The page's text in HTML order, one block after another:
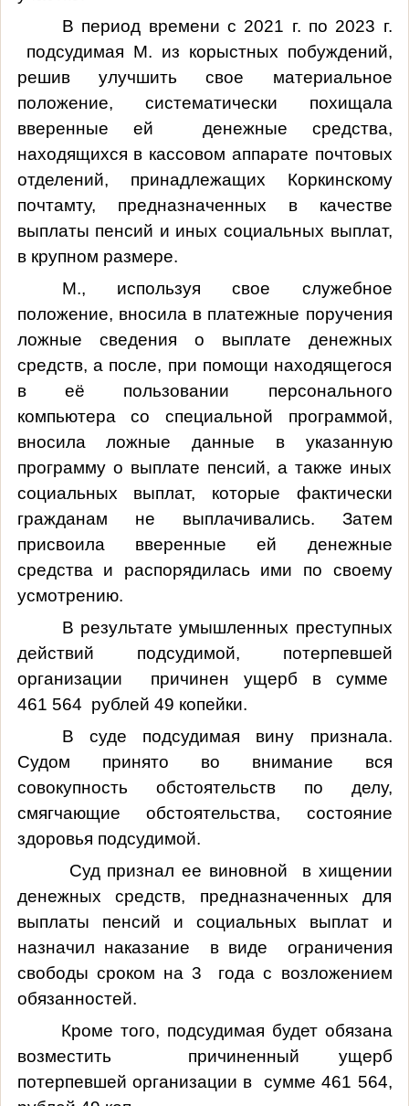
В период времени с 2021 г. по 2023 г.
подсудимая М. из корыстных побуждений,
решив улучшить свое материальное
положение, систематически похищала
вверенные ей денежные средства,
находящихся в кассовом аппарате почтовых
отделений, принадлежащих Коркинскому
почтамту, предназначенных в качестве
выплаты пенсий и иных социальных выплат,
в крупном размере.
М., используя свое служебное
положение, вносила в платежные поручения
ложные сведения о выплате денежных
средств, а после, при помощи находящегося
в её пользовании персонального
компьютера со специальной программой,
вносила ложные данные в указанную
программу о выплате пенсий, а также иных
социальных выплат, которые фактически
гражданам не выплачивались. Затем
присвоила вверенные ей денежные
средства и распорядилась ими по своему
усмотрению.
В результате умышленных преступных
действий подсудимой, потерпевшей
организации причинен ущерб в сумме
461 564 рублей 49 копейки.
В суде подсудимая вину признала.
Судом принято во внимание вся
совокупность обстоятельств по делу,
смягчающие обстоятельства, состояние
здоровья подсудимой.
Суд признал ее виновной в хищении
денежных средств, предназначенных для
выплаты пенсий и социальных выплат и
назначил наказание в виде ограничения
свободы сроком на 3 года с возложением
обязанностей.
Кроме того, подсудимая будет обязана
возместить причиненный ущерб
потерпевшей организации в сумме 461 564,